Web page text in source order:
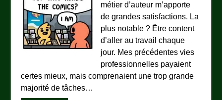
métier d’auteur m’apporte
de grandes satisfactions. La
plus notable ? Être content
d’aller au travail chaque
jour. Mes précédentes vies
professionnelles payaient
certes mieux, mais comprenaient une trop grande
majorité de tâches…